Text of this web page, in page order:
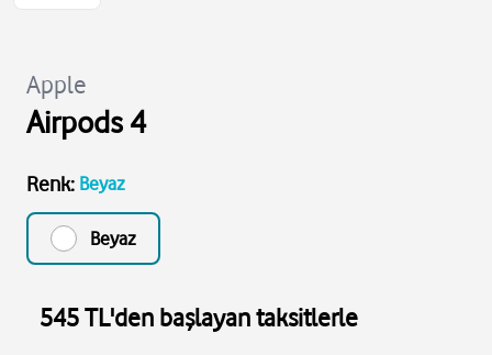
Apple
Airpods 4
Renk: Beyaz
Beyaz
545 TL'den başlayan taksitlerle